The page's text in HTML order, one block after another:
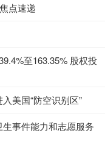
点速递
至163.35% 股权投
美国“防空识别区”
事件能力和志愿服务